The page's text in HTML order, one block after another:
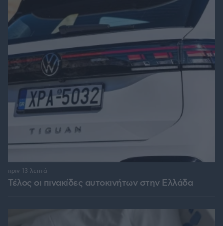
Τέλος οι πινακίδες αυτοκινήτων στην Ελλάδα
πριν 13 λεπτά